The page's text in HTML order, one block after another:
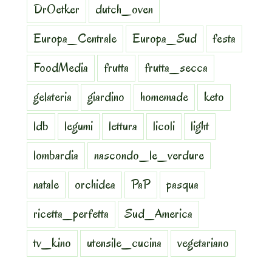
DrOetker
dutch_oven
Europa_Centrale
Europa_Sud
festa
FoodMedia
frutta
frutta_secca
gelateria
giardino homemade
keto
ldb
legumi lettura licoli
light
lombardia
nascondo_le_verdure
natale
orchidea PaP
pasqua
ricetta_perfetta
Sud_America
tv_kino
utensile_cucina
vegetariano